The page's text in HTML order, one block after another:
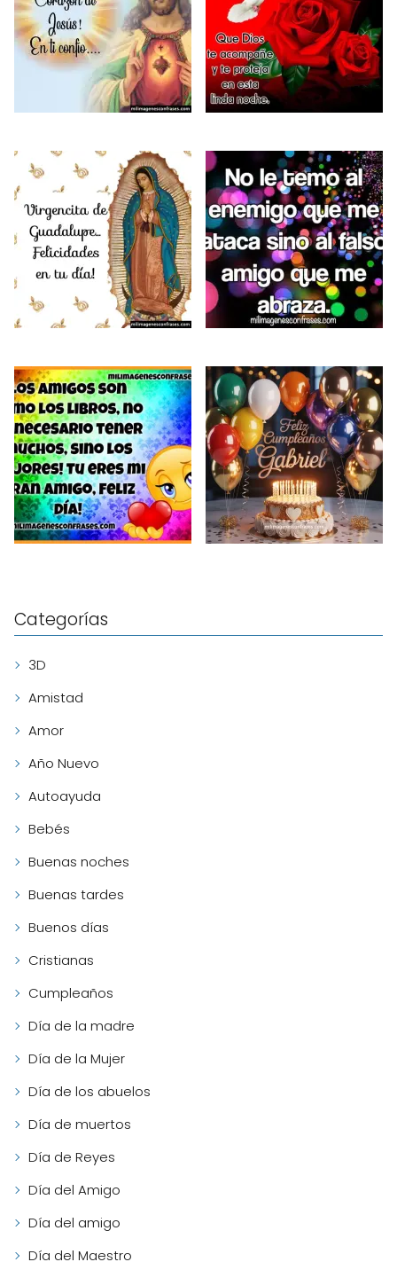
Categorías
3D
Amistad
Amor
Año Nuevo
Autoayuda
Bebés
Buenas noches
Buenas tardes
Buenos días
Cristianas
Cumpleaños
Día de la madre
Día de la Mujer
Día de los abuelos
Día de muertos
Día de Reyes
Día del Amigo
Día del amigo
Día del Maestro